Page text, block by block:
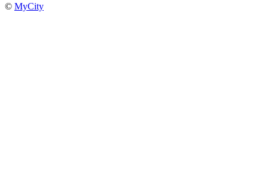
© MyCity